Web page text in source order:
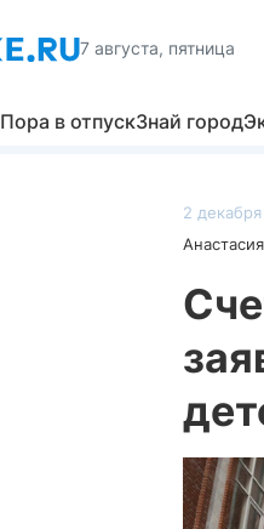
7 августа, пятница
Пора в отпускЗнай город
2